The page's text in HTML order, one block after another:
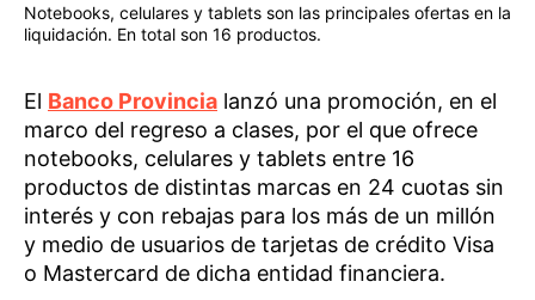
Notebooks, celulares y tablets son las principales ofertas en la
liquidación. En total son 16 productos.
El Banco Provincia lanzó una promoción, en el
marco del regreso a clases, por el que ofrece
notebooks, celulares y tablets entre 16
productos de distintas marcas en 24 cuotas sin
interés y con rebajas para los más de un millón
y medio de usuarios de tarjetas de crédito Visa
o Mastercard de dicha entidad financiera.